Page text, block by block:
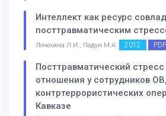
Интеллект как ресурс
посттравматическим
Лочехина Л.И., Падун М.А. 2012 PDF
Посттравматический
отношения у сотрудников
контртеррористических
Кавказе